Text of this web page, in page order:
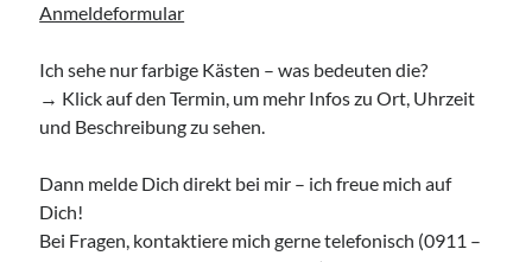
Sonntag, 16 August 2026
Access Bars® Kurs – Lernen & Anwenden
,Studio Räume für mehr... | Nürnberg
Mehr Infos
Mittwoch, 19 August 2026
Anmeldeformular
Ich sehe nur farbige Kästen – was bedeuten die?
→ Klick auf den Termin, um mehr Infos zu Ort, Uhrzeit
und Beschreibung zu sehen.
Dann melde Dich direkt bei mir – ich freue mich auf
Dich!
Bei Fragen, kontaktiere mich gerne telefonisch (0911 –